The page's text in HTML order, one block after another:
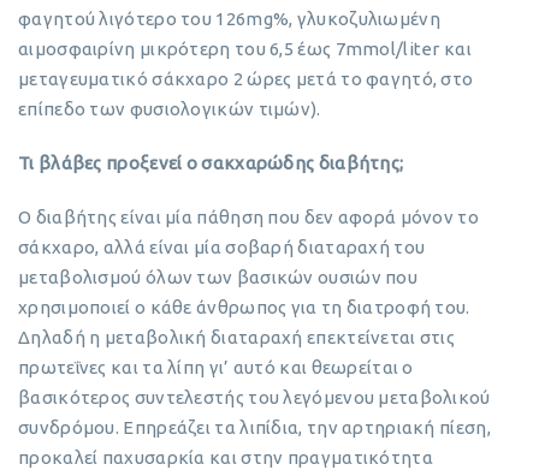
φαγητού λιγότερο του 126mg%, γλυκοζυλιωμένη
αιμοσφαιρίνη μικρότερη του 6,5 έως 7mmol/liter και
μεταγευματικό σάκχαρο 2 ώρες μετά το φαγητό, στο
επίπεδο των φυσιολογικών τιμών).
Τι βλάβες προξενεί ο σακχαρώδης διαβήτης;
Ο διαβήτης είναι μία πάθηση που δεν αφορά μόνον το
σάκχαρο, αλλά είναι μία σοβαρή διαταραχή του
μεταβολισμού όλων των βασικών ουσιών που
χρησιμοποιεί ο κάθε άνθρωπος για τη διατροφή του.
Δηλαδή η μεταβολική διαταραχή επεκτείνεται στις
πρωτεΐνες και τα λίπη γι’ αυτό και θεωρείται ο
βασικότερος συντελεστής του λεγόμενου μεταβολικού
συνδρόμου. Επηρεάζει τα λιπίδια, την αρτηριακή πίεση,
προκαλεί παχυσαρκία και στην πραγματικότητα